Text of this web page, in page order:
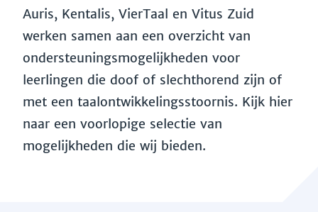
Auris, Kentalis, VierTaal en Vitus Zuid
werken samen aan een overzicht van
ondersteuningsmogelijkheden voor
leerlingen die doof of slechthorend zijn of
met een taalontwikkelingsstoornis. Kijk hier
naar een voorlopige selectie van
mogelijkheden die wij bieden.